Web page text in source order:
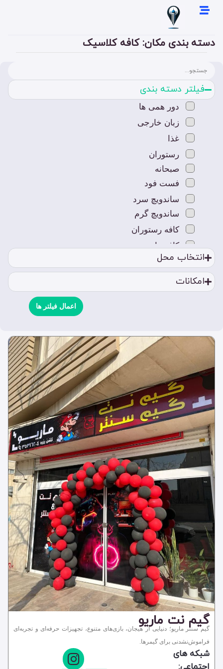
دسته بندی مکان: کافه کلاسیک
فیلتر دسته بندی
دور همی ها
زبان خارجی
غذا
رستوران
صبحانه
فست فود
ساندویچ سرد
ساندویچ گرم
کافه رستوران
کافه ها
کافه بازی
کافه رستوران
کافه کتاب
کافه کلاسیک
کافه های خاص
کافه های لوکس
کافه ون
مکان های تفریحی
استخر
بیلیارد
پارک
شهربازی
گیم سنتر و گیم نت
مجموعه تفریحی
انتخاب محل
امکانات
اعمال فیلتر ها
گیم نت ماریو
گیم سنتر ماریو؛ دنیایی از هیجان، بازی‌های متنوع، تجهیزات حرفه‌ای و تجربه‌ای
فراموش‌نشدنی برای گیمرها.
شبکه های